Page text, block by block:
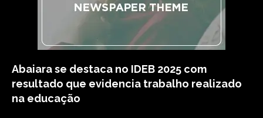
Abaiara se destaca no IDEB 2025 com
resultado que evidencia trabalho realizado
na educação